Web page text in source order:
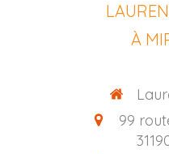
À
99